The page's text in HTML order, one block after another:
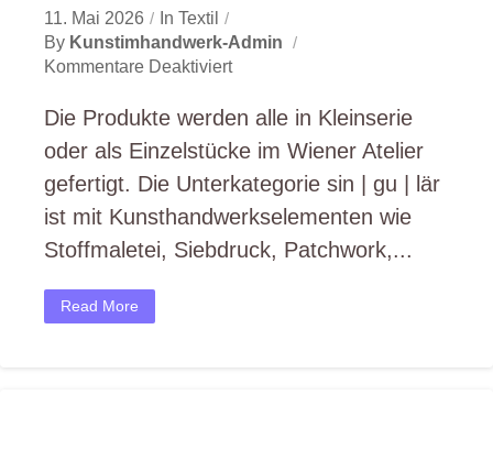
11. Mai 2026 In Textil
By Kunstimhandwerk-Admin
Kommentare DeaktiviertFür
Rigby
FRÖHLICH
Die Produkte werden alle in Kleinserie
oder als Einzelstücke im Wiener Atelier
gefertigt. Die Unterkategorie sin | gu | lär
ist mit Kunsthandwerkselementen wie
Stoffmaletei, Siebdruck, Patchwork,...
Read More